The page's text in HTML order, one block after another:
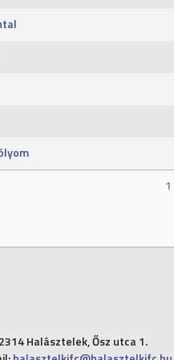
1
Halásztelek, Ősz utca 1.